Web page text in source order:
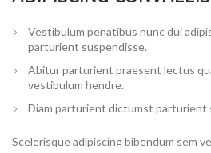
Vestibulum penatibus nunc dui
parturient suspendisse.
Abitur parturient praesent lectus
vestibulum hendre.
Diam parturient dictumst parturient
Scelerisque adipiscing bibendum sem